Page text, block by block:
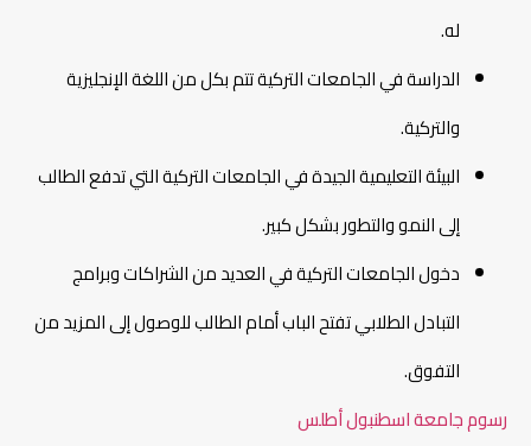
له.
الدراسة في الجامعات التركية تتم بكل من اللغة الإنجليزية
والتركية.
البيئة التعليمية الجيدة في الجامعات التركية التي تدفع الطالب
إلى النمو والتطور بشكل كبير.
دخول الجامعات التركية في العديد من الشراكات وبرامج
التبادل الطلابي تفتح الباب أمام الطالب للوصول إلى المزيد من
التفوق.
رسوم جامعة اسطنبول أطلس